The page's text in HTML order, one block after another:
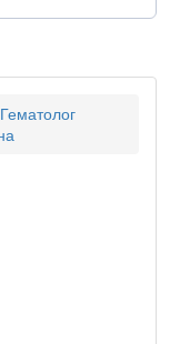
Гематолог